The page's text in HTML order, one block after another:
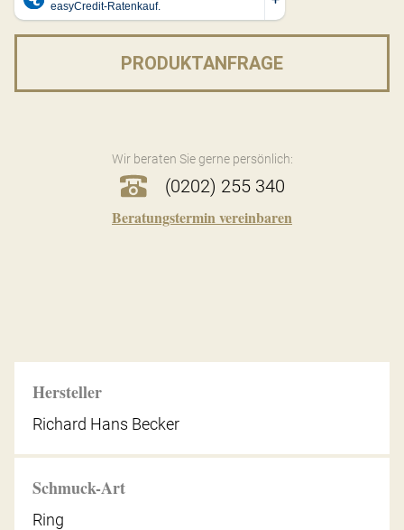
PRODUKTANFRAGE
Wir beraten Sie gerne persönlich:
(0202) 255 340
Beratungstermin vereinbaren
Hersteller
Richard Hans Becker
Schmuck-Art
Ring